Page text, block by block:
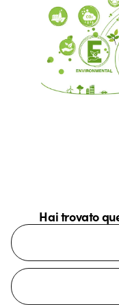
Hai trovato